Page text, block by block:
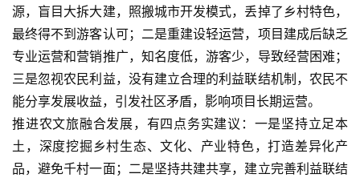
旅
游
A
R
+
文
旅
源，盲目大拆大建，照搬城市开发模式，丢掉了乡村特色，
最终得不到游客认可；二是重建设轻运营，项目建成后缺乏
专业运营和营销推广，知名度低，游客少，导致经营困难；
三是忽视农民利益，没有建立合理的利益联结机制，农民不
能分享发展收益，引发社区矛盾，影响项目长期运营。
推进农文旅融合发展，有四点务实建议：一是坚持立足本
土，深度挖掘乡村生态、文化、产业特色，打造差异化产
品，避免千村一面；二是坚持共建共享，建立完善利益联结